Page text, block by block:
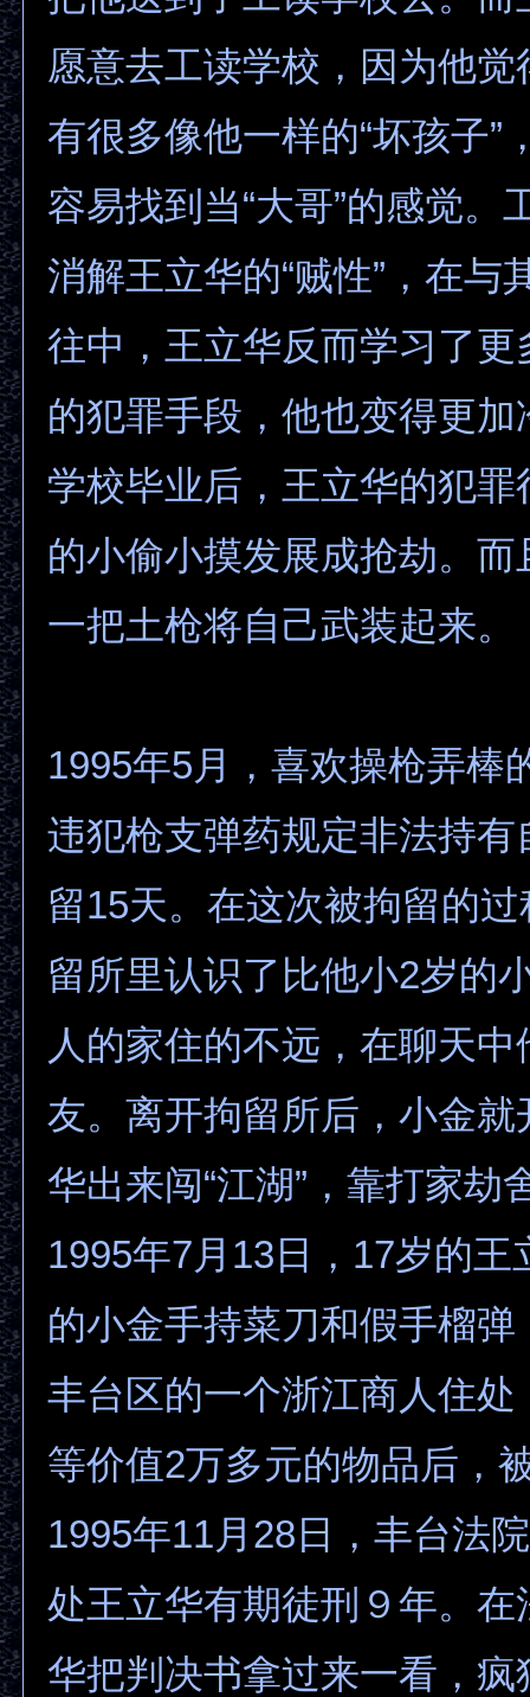
愿意去工读学校，因为他觉
有很多像他一样的“坏孩子”
容易找到当“大哥”的感觉。
消解王立华的“贼性”，在与
往中，王立华反而学习了更
的犯罪手段，他也变得更加
学校毕业后，王立华的犯罪
的小偷小摸发展成抢劫。而
一把土枪将自己武装起来。
1995年5月，喜欢操枪弄棒
违犯枪支弹药规定非法持有
留15天。在这次被拘留的
留所里认识了比他小2岁的
人的家住的不远，在聊天
友。离开拘留所后，小金就
华出来闯“江湖”，靠打家劫
1995年7月13日，17岁的王
的小金手持菜刀和假手榴弹
丰台区的一个浙江商人住处
等价值2万多元的物品后，
1995年11月28日，丰台法
处王立华有期徒刑９年。在
华把判决书拿过来一看，疯